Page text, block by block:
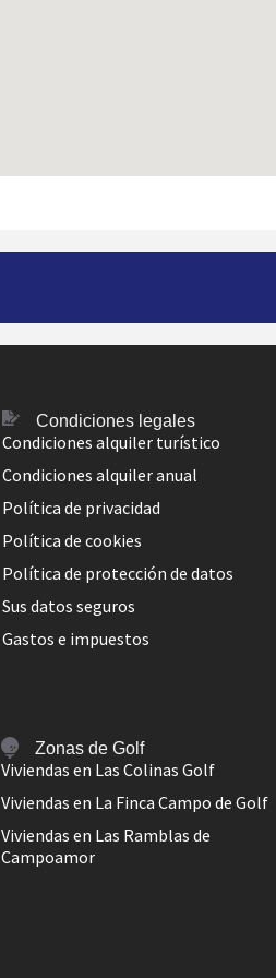
Condiciones legales
Condiciones alquiler turístico
Condiciones alquiler anual
Política de privacidad
Política de cookies
Política de protección de datos
Sus datos seguros
Gastos e impuestos
Zonas de Golf
Viviendas en Las Colinas Golf
Viviendas en La Finca Campo de Golf
Viviendas en Las Ramblas de
Campoamor